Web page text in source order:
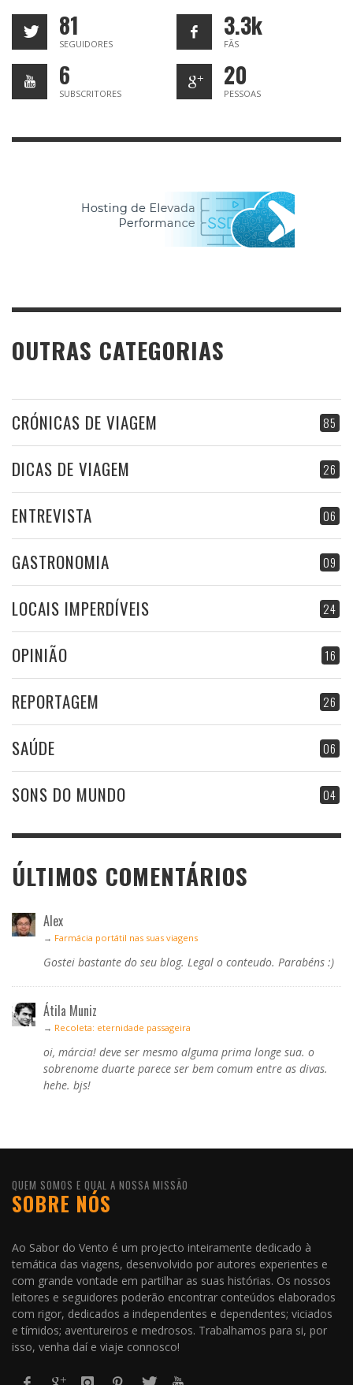
81
SEGUIDORES
3.3k
FÃS
6
SUBSCRITORES
20
PESSOAS
OUTRAS CATEGORIAS
85
CRÓNICAS DE VIAGEM
26
DICAS DE VIAGEM
06
ENTREVISTA
09
GASTRONOMIA
24
LOCAIS IMPERDÍVEIS
16
OPINIÃO
26
REPORTAGEM
06
SAÚDE
04
SONS DO MUNDO
ÚLTIMOS COMENTÁRIOS
Alex
→ Farmácia portátil nas suas viagens
Gostei bastante do seu blog. Legal o conteudo. Parabéns :)
Átila Muniz
→ Recoleta: eternidade passageira
oi, márcia! deve ser mesmo alguma prima longe sua. o
sobrenome duarte parece ser bem comum entre as divas.
hehe. bjs!
QUEM SOMOS E QUAL A NOSSA MISSÃO
SOBRE NÓS
Ao Sabor do Vento é um projecto inteiramente dedicado à
temática das viagens, desenvolvido por autores experientes e
com grande vontade em partilhar as suas histórias. Os nossos
leitores e seguidores poderão encontrar conteúdos elaborados
com rigor, dedicados a independentes e dependentes; viciados
e tímidos; aventureiros e medrosos. Trabalhamos para si, por
isso, venha daí e viaje connosco!